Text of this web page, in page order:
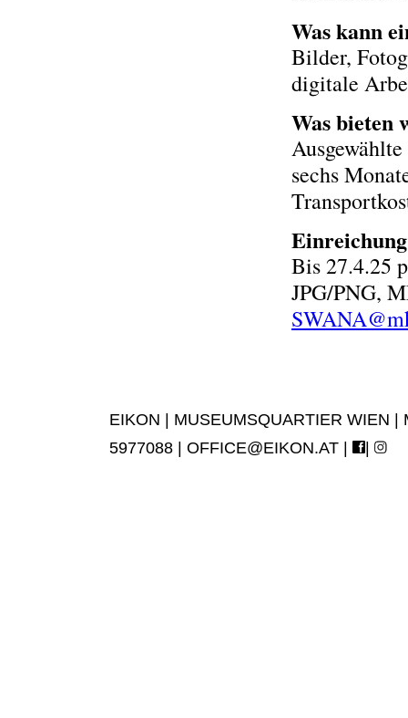
Was kann
Bilder,
digitale
Was bieten
sechs
Einreichung
Bis 27.4.25
JPG/PNG,
EIKON | MUSEUMSQUARTIER WIEN
5977088 | OFFICE@EIKON.AT | |